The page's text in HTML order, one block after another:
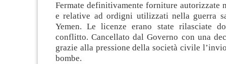
Fermate definitivamente forniture autorizzate
e relative ad ordigni utilizzati nella guerra
Yemen. Le licenze erano state rilasciate
conflitto. Cancellato dal Governo con una
grazie alla pressione della società civile
bombe.